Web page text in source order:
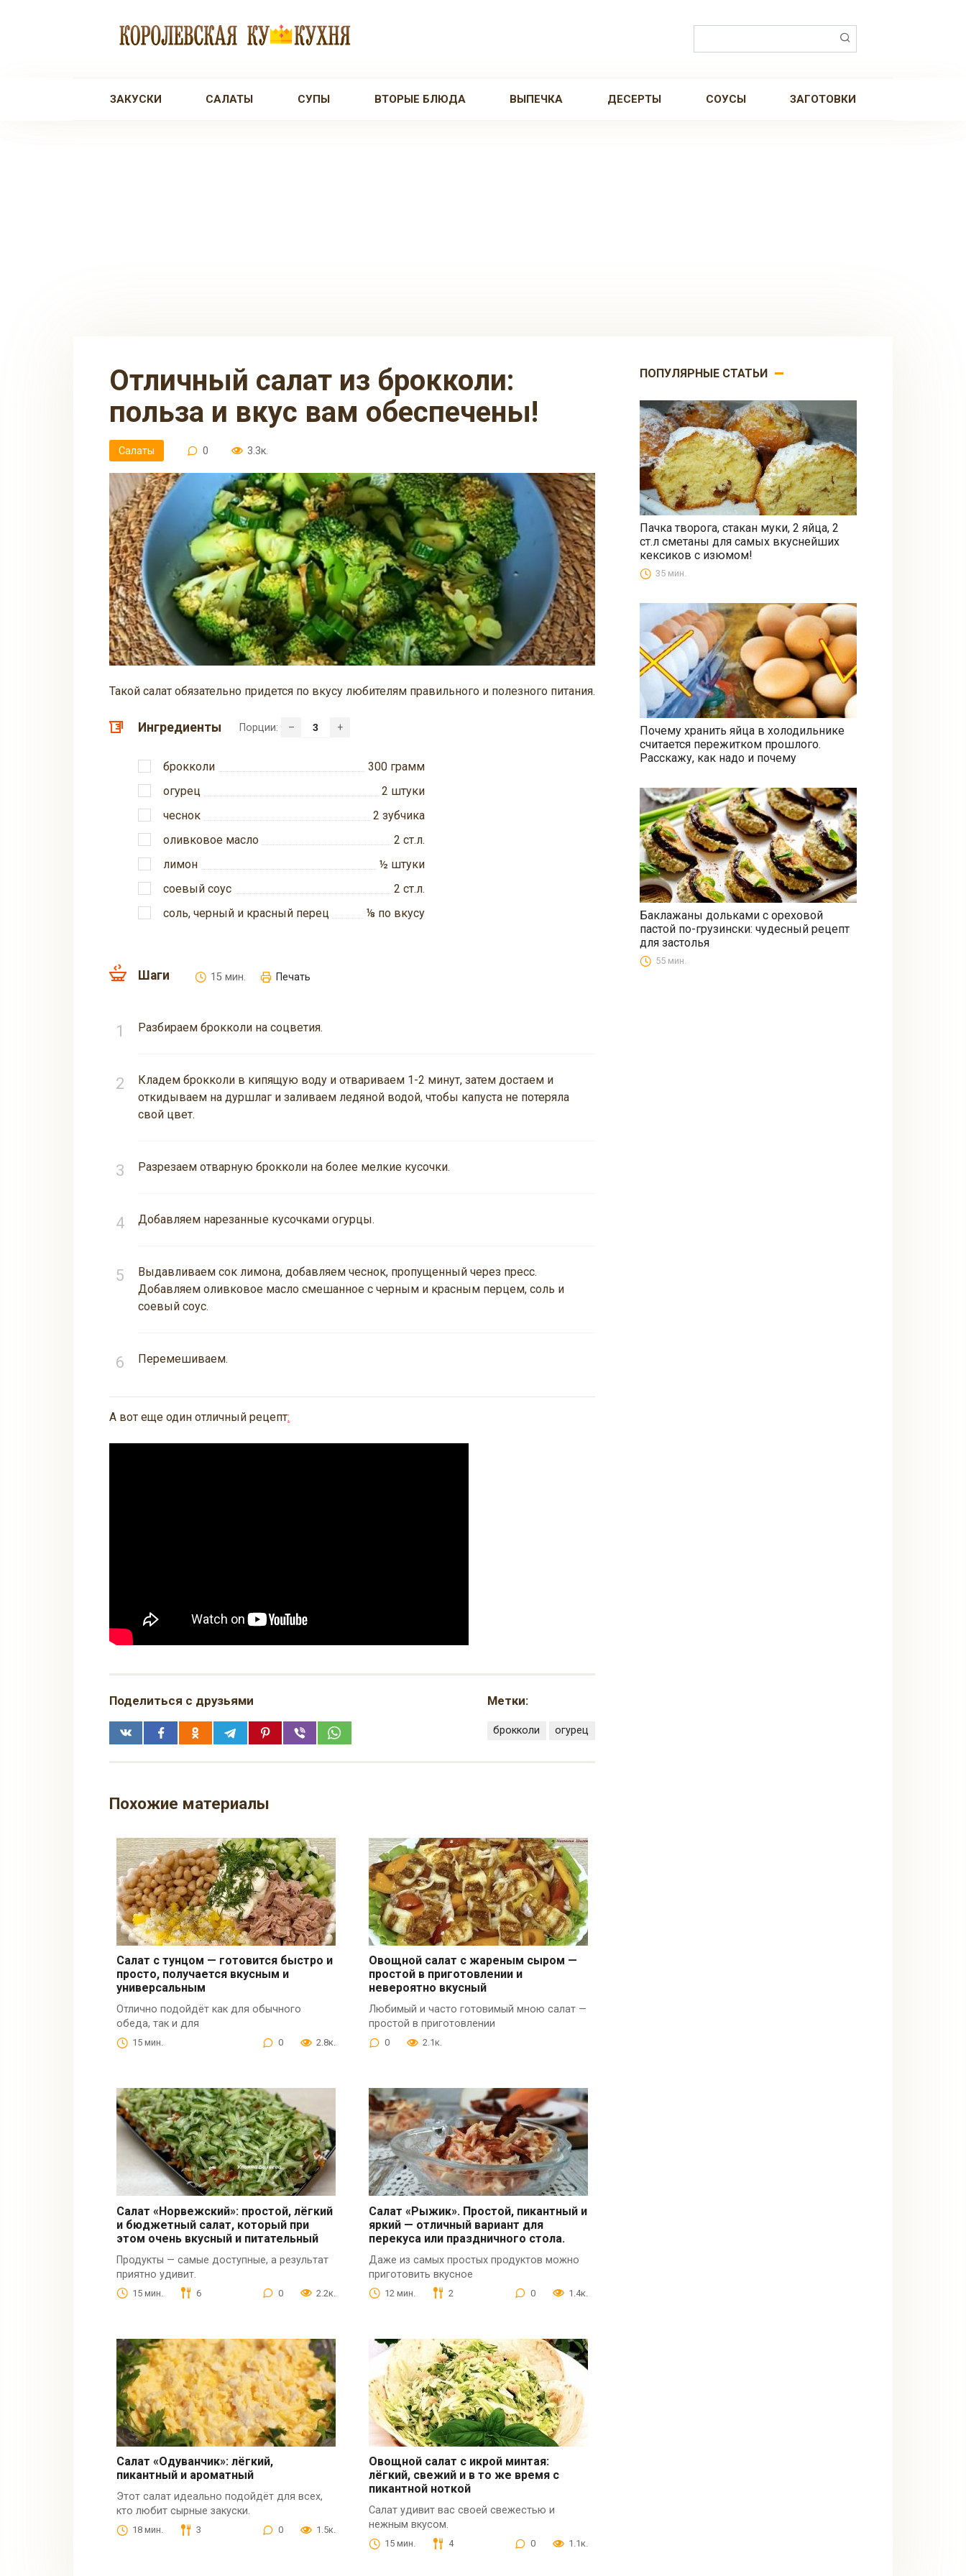
ЗАКУСКИ САЛАТЫ СУПЫ ВТОРЫЕ БЛЮДА ВЫПЕЧКА ДЕСЕРТЫ СОУСЫ ЗАГОТОВКИ
Отличный салат из брокколи:
польза и вкус вам обеспечены!
Салаты 0 3.3к.
Такой салат обязательно придется по вкусу любителям правильного и полезного питания.
Ингредиенты Порции: – +
брокколи 300 грамм
огурец
2 штуки
чеснок
2 зубчика
оливковое масло
2 ст.л.
лимон
½ штуки
соевый соус
2 ст.л.
соль, черный и красный перец
⅛ по вкусу
Шаги 15 мин. Печать
Разбираем брокколи на соцветия.
Кладем брокколи в кипящую воду и отвариваем 1-2 минут, затем достаем и
откидываем на дуршлаг и заливаем ледяной водой, чтобы капуста не потеряла
свой цвет.
Разрезаем отварную брокколи на более мелкие кусочки.
Добавляем нарезанные кусочками огурцы.
Выдавливаем сок лимона, добавляем чеснок, пропущенный через пресс.
Добавляем оливковое масло смешанное с черным и красным перцем, соль и
соевый соус.
Перемешиваем.
А вот еще один отличный рецепт:
Поделиться с друзьями Метки:
брокколи огурец
Похожие материалы
Салат с тунцом — готовится быстро и
просто, получается вкусным и
универсальным
Отлично подойдёт как для обычного
обеда, так и для
15 мин. 0 2.8к.
Овощной салат с жареным сыром —
простой в приготовлении и
невероятно вкусный
Любимый и часто готовимый мною салат —
простой в приготовлении
0 2.1к.
Салат «Норвежский»: простой, лёгкий
и бюджетный салат, который при
этом очень вкусный и питательный
Продукты — самые доступные, а результат
приятно удивит.
15 мин. 6 0 2.2к.
Салат «Рыжик». Простой, пикантный и
яркий — отличный вариант для
перекуса или праздничного стола.
Даже из самых простых продуктов можно
приготовить вкусное
12 мин. 2 0 1.4к.
Салат «Одуванчик»: лёгкий,
пикантный и ароматный
Этот салат идеально подойдёт для всех,
кто любит сырные закуски.
18 мин. 3 0 1.5к.
Овощной салат с икрой минтая:
лёгкий, свежий и в то же время с
пикантной ноткой
Салат удивит вас своей свежестью и
нежным вкусом.
15 мин. 4 0 1.1к.
ПОПУЛЯРНЫЕ СТАТЬИ
Выпечка
Пачка творога, стакан муки, 2 яйца, 2
ст.л сметаны для самых вкуснейших
кексиков с изюмом!
35 мин.
Все
Почему хранить яйца в холодильнике
считается пережитком прошлого.
Расскажу, как надо и почему
Закуски
Баклажаны дольками с ореховой
пастой по-грузински: чудесный рецепт
для застолья
55 мин.